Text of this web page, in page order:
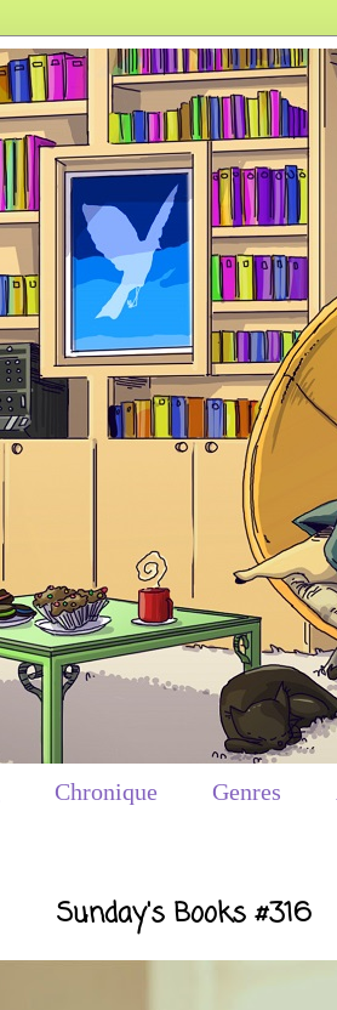
Chronique Genres
Sunday's Books #316